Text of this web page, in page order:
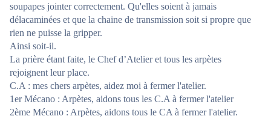
soupapes jointer correctement. Qu'elles soient à jamais
délacaminées et que la chaine de transmission soit si propre que
rien ne puisse la gripper.
Ainsi soit-il.
La prière étant faite, le Chef d’Atelier et tous les arpètes
rejoignent leur place.
C.A : mes chers arpètes, aidez moi à fermer l'atelier.
1er Mécano : Arpètes, aidons tous les C.A à fermer l'atelier
2ème Mécano : Arpètes, aidons tous le CA à fermer l'atelier.